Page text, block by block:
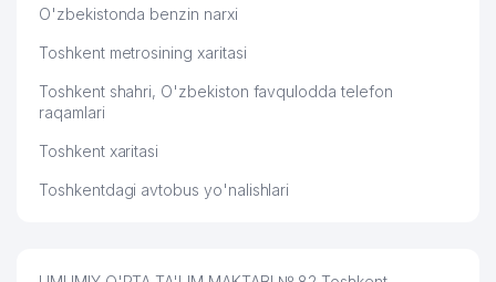
BOLTAYEV DOSTON RUSTAM O'GLI
YAKKA TARTIBDAGI TADBIRKOR
60
TOSHKENT BADIIY KERAMIKA
EKSPEREMENTAL KOMBINATI
468 м
61 URBAN RETAIL QK MChJ
62 SWEET MIRACLE MChJ
O'zbekistonda benzin narxi
Toshkent metrosining xaritasi
Toshkent shahri, O'zbekiston favqulodda telefon
raqamlari
Toshkent xaritasi
Toshkentdagi avtobus yo'nalishlari